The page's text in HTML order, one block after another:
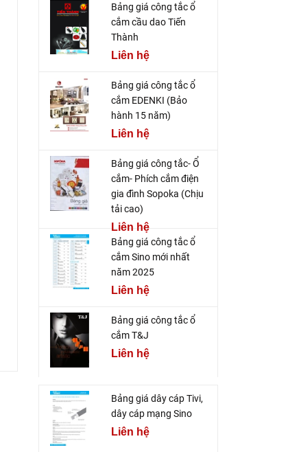
Bảng giá công tắc ổ
cắm cầu dao Tiến
Thành
Liên hệ
Bảng giá công tắc ổ
cắm EDENKI (Bảo
hành 15 năm)
Liên hệ
Bảng giá công tắc- Ổ
cắm- Phích cắm điện
gia đình Sopoka (Chịu
tải cao)
Liên hệ
Bảng giá công tắc ổ
cắm Sino mới nhất
năm 2025
Liên hệ
Bảng giá công tắc ổ
cắm T&J
Liên hệ
Bảng giá dây cáp Tivi,
dây cáp mạng Sino
Liên hệ